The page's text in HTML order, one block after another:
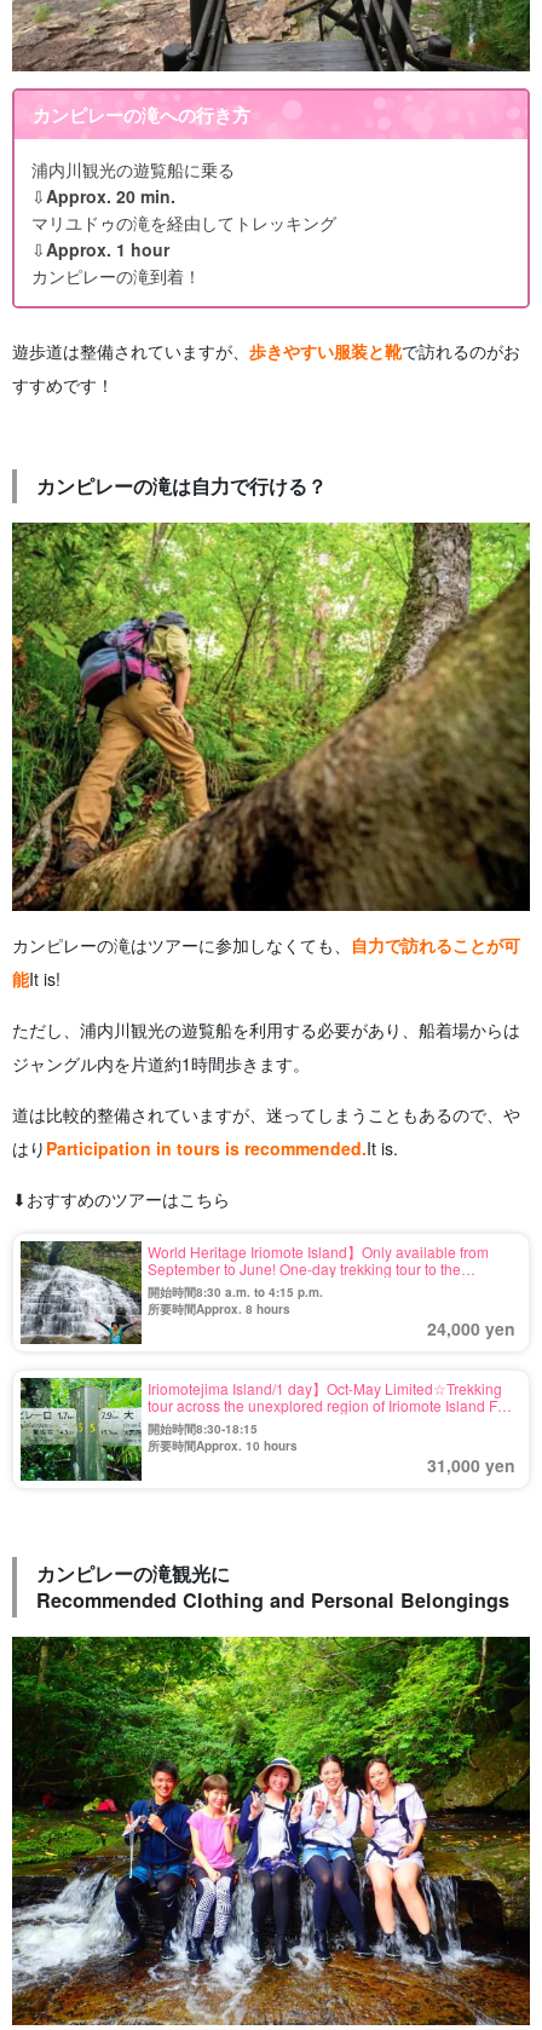
カンピレーの滝への行き方
浦内川観光の遊覧船に乗る
⇩Approx. 20 min.
マリユドゥの滝を経由してトレッキング
⇩Approx. 1 hour
カンピレーの滝到着！
遊歩道は整備されていますが、 歩きやすい服装と靴で訪れるのがお
すすめです！
カンピレーの滝は自力で行ける？
カンピレーの滝はツアーに参加しなくても、 自力で訪れることが可
能It is!
ただし、浦内川観光の遊覧船を利用する必要があり、船着場からは
ジャングル内を片道約1時間歩きます。
道は比較的整備されていますが、迷ってしまうこともあるので、や
はり Participation in tours is recommended.It is.
⬇︎おすすめのツアーはこちら
World Heritage Iriomote Island】Only available from
September to June! One-day trekking tour to the
unexplored "Mayagusuku Falls" in Oku-Nishimote
《with happy lunch》 (No.116)
開始時間8:30 a.m. to 4:15 p.m.
所要時間Approx. 8 hours
24,000 yen
Iriomotejima Island/1 day】Oct-May Limited☆Trekking
tour across the unexplored region of Iriomote Island For
those who want to seek a sense of
accomplishment/challenge for those in the know...
(No.121)
開始時間8:30-18:15
所要時間Approx. 10 hours
31,000 yen
カンピレーの滝観光に
Recommended Clothing and Personal Belongings